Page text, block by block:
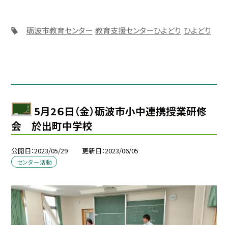
砺波市教育センター 教育支援センターひよどり ひよどり
5月2６日（金）砺波市小中連携授業研修
会 於出町中学校
公開日 2023/05/29 更新日 2023/06/05
センター活動